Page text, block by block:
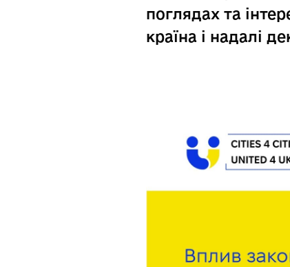
поглядах та
країна і надалі